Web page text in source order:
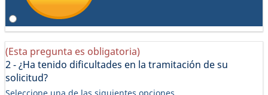
(Esta pregunta es obligatoria)
2 - ¿Ha tenido dificultades en la tramitación de su
solicitud?
Seleccione una de las siguientes opciones